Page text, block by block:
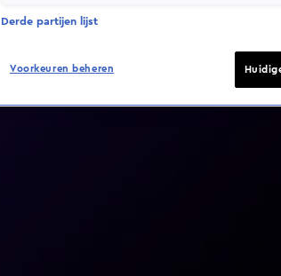
Derde partijen lijst
Voorkeuren beheren